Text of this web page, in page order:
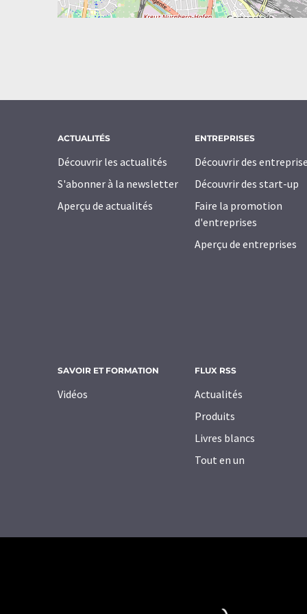
ACTUALITÉS
Découvrir les actualités
S'abonner à la newsletter
Aperçu de actualités
ENTREPRISES
Découvrir des
Découvrir des start-up
Faire la promotion
d'entreprises
Aperçu de entreprises
SAVOIR ET FORMATION
Vidéos
FLUX RSS
Actualités
Produits
Livres blancs
Tout en un